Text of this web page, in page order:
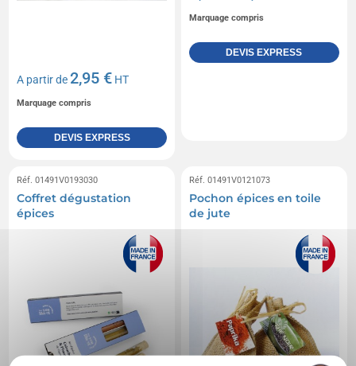
A partir de2,95 € HT
Marquage compris
DEVIS EXPRESS
Marquage compris
DEVIS EXPRESS
Réf. 01491V0193030
Coffret dégustation
épices
Réf. 01491V0121073
Pochon épices en toile
de jute